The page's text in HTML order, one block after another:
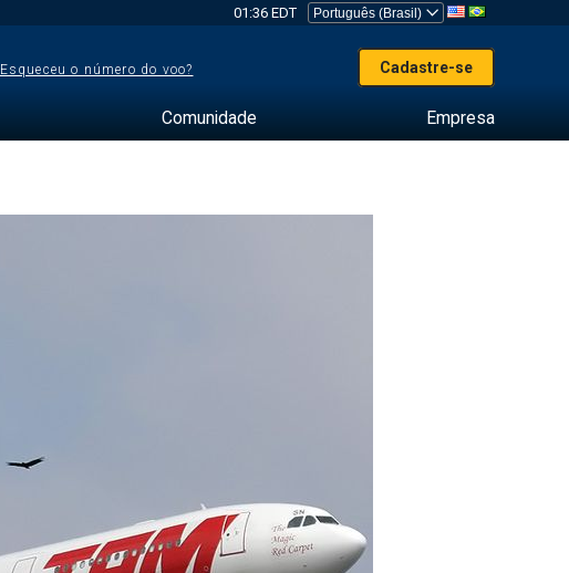
01:36 EDT
Esqueceu o número do voo? Cadastre-se
Comunidade Empresa